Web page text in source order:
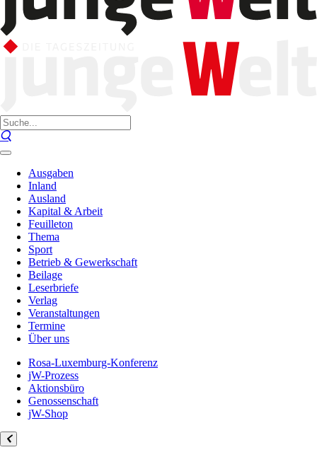
Ausgaben
Inland
Ausland
Kapital & Arbeit
Feuilleton
Thema
Sport
Betrieb & Gewerkschaft
Beilage
Leserbriefe
Verlag
Veranstaltungen
Termine
Über uns
Rosa-Luxemburg-Konferenz
jW-Prozess
Aktionsbüro
Genossenschaft
jW-Shop